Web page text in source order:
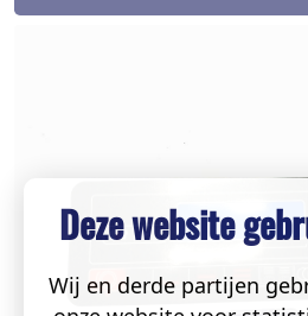
Deze website
Wij en derde partijen